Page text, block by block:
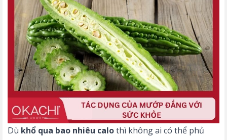
Dù khổ qua bao nhiêu calothì không ai có thể phủ